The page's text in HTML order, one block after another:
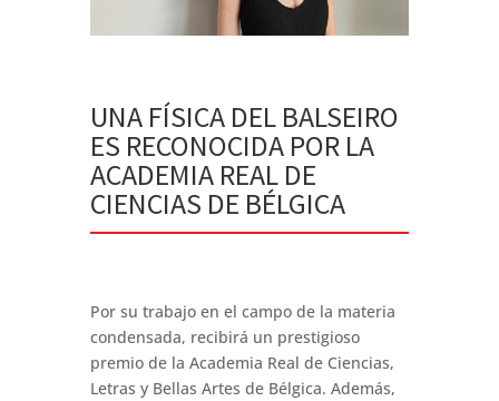
UNA FÍSICA DEL BALSEIRO
ES RECONOCIDA POR LA
ACADEMIA REAL DE
CIENCIAS DE BÉLGICA
Por su trabajo en el campo de la materia
condensada, recibirá un prestigioso
premio de la Academia Real de Ciencias,
Letras y Bellas Artes de Bélgica. Además,